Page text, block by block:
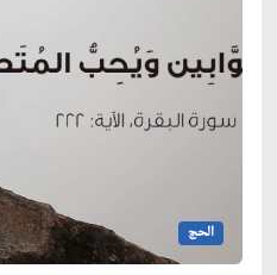
الحج